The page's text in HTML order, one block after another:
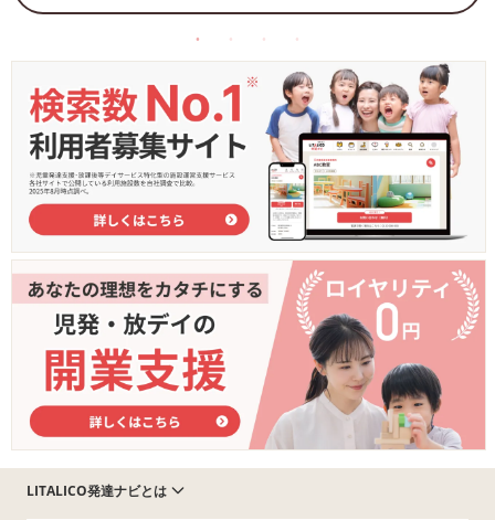
LITALICO発達ナビとは